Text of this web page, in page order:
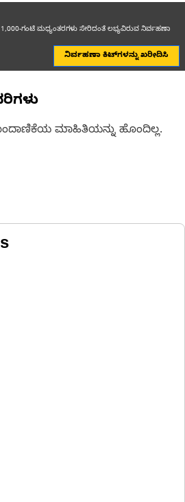
ಗಂಟೆ ಮಧ್ಯಂತರಗಳು ಸೇರಿದಂತೆ ಲಭ್ಯವಿರುವ ನಿರ್ವಹಣಾ
ನಿರ್ವಹಣಾ ಕಿಟ್‌ಗಳನ್ನು ಖರೀದಿಸಿ
ಮಾಹಿತಿಯನ್ನು ಹೊಂದಿಲ್ಲ.